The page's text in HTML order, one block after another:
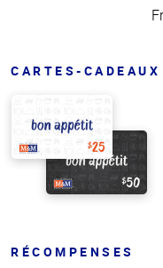
CARTES-CADEAUX
RÉCOMPENSES